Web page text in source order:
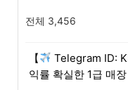
전체 3,456
【
Telegram ID:
익률 확실한 1급 매